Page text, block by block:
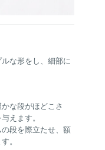
な形をし、細部に
な段がほどこさ
えます。
段を際立たせ、額
。